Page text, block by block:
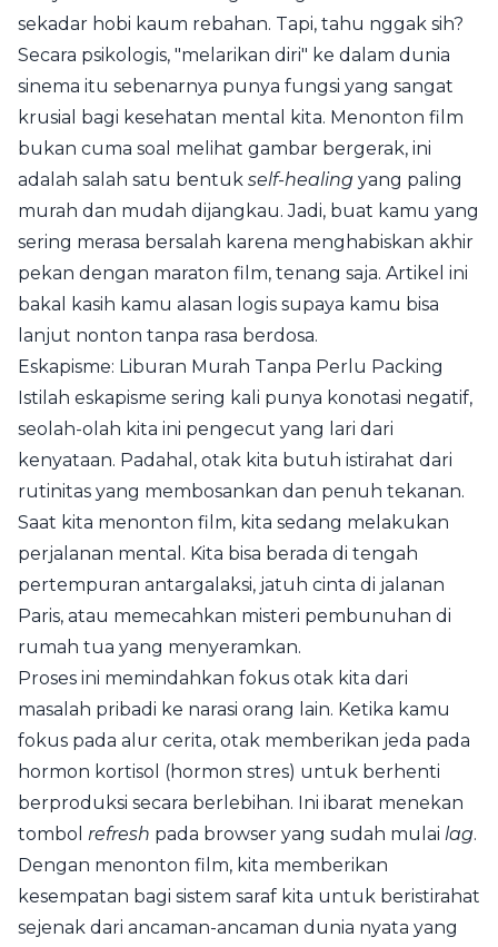
sekadar hobi kaum rebahan. Tapi, tahu nggak sih?
Secara psikologis, "melarikan diri" ke dalam dunia
sinema itu sebenarnya punya fungsi yang sangat
krusial bagi kesehatan mental kita. Menonton film
bukan cuma soal melihat gambar bergerak, ini
adalah salah satu bentuk self-healing yang paling
murah dan mudah dijangkau. Jadi, buat kamu yang
sering merasa bersalah karena menghabiskan akhir
pekan dengan maraton film, tenang saja. Artikel ini
bakal kasih kamu alasan logis supaya kamu bisa
lanjut nonton tanpa rasa berdosa.
Eskapisme: Liburan Murah Tanpa Perlu Packing
Istilah eskapisme sering kali punya konotasi negatif,
seolah-olah kita ini pengecut yang lari dari
kenyataan. Padahal, otak kita butuh istirahat dari
rutinitas yang membosankan dan penuh tekanan.
Saat kita menonton film, kita sedang melakukan
perjalanan mental. Kita bisa berada di tengah
pertempuran antargalaksi, jatuh cinta di jalanan
Paris, atau memecahkan misteri pembunuhan di
rumah tua yang menyeramkan.
Proses ini memindahkan fokus otak kita dari
masalah pribadi ke narasi orang lain. Ketika kamu
fokus pada alur cerita, otak memberikan jeda pada
hormon kortisol (hormon stres) untuk berhenti
berproduksi secara berlebihan. Ini ibarat menekan
tombol refresh pada browser yang sudah mulai lag.
Dengan menonton film, kita memberikan
kesempatan bagi sistem saraf kita untuk beristirahat
sejenak dari ancaman-ancaman dunia nyata yang